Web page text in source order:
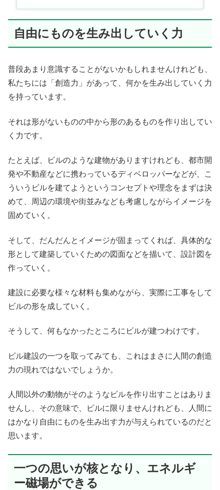
自由にものを生み出していく力
普段あまり意識することがないかもしれませんけれども、
私たちには「創造力」があって、何かを生み出していく力
を持っています。
それは形がないものの中から形のあるものを作り出してい
く力です。
たとえば、ビルのような建物がありますけれども、都市開
発や不動産などに携わっているディベロッパーなどが、こ
ういうビルを建てようというコンセプトや理念をまずは決
めて、周辺の環境や街並みなども考慮しながらイメージを
固めていく。
そして、だんだんとイメージが固まってくれば、具体的な
形として建築していくための図面などを描いて、設計図を
作っていく。
建設に必要な様々な材料も集めながら、実際に工事をして
ビルの形を成していく。
そうして、何もなかったところにビルが建つわけです。
ビル建設の一つを取ってみても、これはまさに人間の創造
力の現れではないでしょうか。
人間以外の動物がそのようなビルを作り出すことはありま
せんし、その意味で、ビルに限りませんけれども、人間に
はかなり自由にものを生み出す力が与えられているのだと
思います。
一つの思いが核となり、エネルギ
ー磁場ができる